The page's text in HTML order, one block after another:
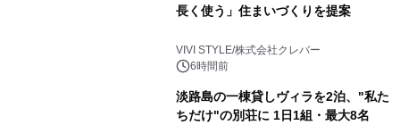
長く使う」住まいづくりを提案
VIVI STYLE/株式会社クレバー
6時間前
淡路島の一棟貸しヴィラを2泊、"私た
ちだけ"の別荘に 1日1組・最大8名